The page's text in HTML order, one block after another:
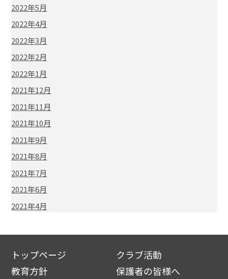
2022年5月
2022年4月
2022年3月
2022年2月
2022年1月
2021年12月
2021年11月
2021年10月
2021年9月
2021年8月
2021年7月
2021年6月
2021年4月
トップページ
教育方針
クラブ活動
保護者の皆様へ